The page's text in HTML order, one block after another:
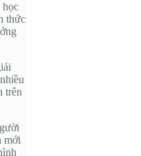
học
thức
trên
mới